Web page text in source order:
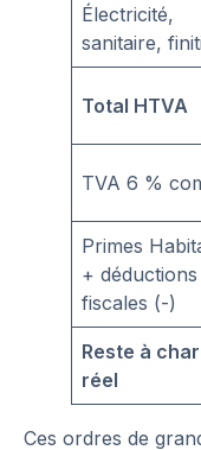
Électricité,
sanitaire,
Total HTVA
TVA 6 %
Primes
+ déductions
fiscales (-)
Reste à
réel
Ces ordres de